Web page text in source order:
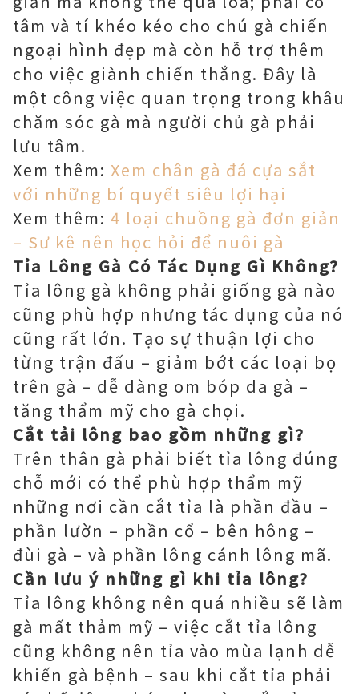
tâm và tí khéo kéo cho chú gà chiến
ngoại hình đẹp mà còn hỗ trợ thêm
cho việc giành chiến thắng. Đây là
một công việc quan trọng trong khâu
chăm sóc gà mà người chủ gà phải
lưu tâm.
Xem thêm: Xem chân gà đá cựa sắt
với những bí quyết siêu lợi hại
Xem thêm: 4 loại chuồng gà đơn giản
– Sư kê nên học hỏi để nuôi gà
Tỉa Lông Gà Có Tác Dụng Gì Không?
Tỉa lông gà không phải giống gà nào
cũng phù hợp nhưng tác dụng của nó
cũng rất lớn. Tạo sự thuận lợi cho
từng trận đấu – giảm bớt các loại bọ
trên gà – dễ dàng om bóp da gà –
tăng thẩm mỹ cho gà chọi.
Cắt tải lông bao gồm những gì?
Trên thân gà phải biết tỉa lông đúng
chỗ mới có thể phù hợp thẩm mỹ
những nơi cần cắt tỉa là phần đầu –
phần lườn – phần cổ – bên hông –
đùi gà – và phần lông cánh lông mã.
Cần lưu ý những gì khi tỉa lông?
Tỉa lông không nên quá nhiều sẽ làm
gà mất thảm mỹ – việc cắt tỉa lông
cũng không nên tỉa vào mùa lạnh dễ
khiến gà bệnh – sau khi cắt tỉa phải